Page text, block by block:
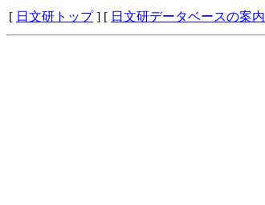
[ 日文研トップ] [ 日文研データベースの案内